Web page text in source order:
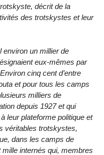
décrit de la
des trotskystes et leur
environ un millier de
eux-mêmes par
cinq cent d’entre
et pour tous les camps
milliers de
depuis 1927 et qui
leur plateforme politique et
véritables trotskystes,
dans les camps de
mille internés qui, membres